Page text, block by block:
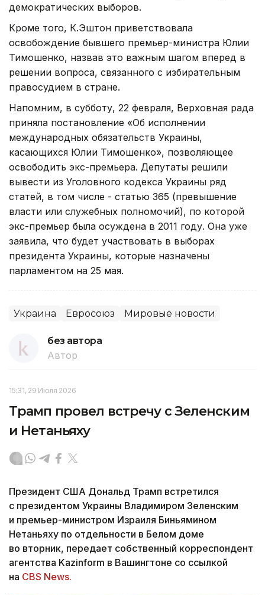
демократических выборов.
Кроме того, К.Эштон приветствовала
освобождение бывшего премьер-министра Юлии
Тимошенко, назвав это важным шагом вперед в
решении вопроса, связанного с избирательным
правосудием в стране.
Напомним, в субботу, 22 февраля, Верховная рада
приняла постановление «Об исполнении
международных обязательств Украины,
касающихся Юлии Тимошенко», позволяющее
освободить экс-премьера. Депутаты решили
вывести из Уголовного кодекса Украины ряд
статей, в том числе - статью 365 (превышение
власти или служебных полномочий), по которой
экс-премьер была осуждена в 2011 году. Она уже
заявила, что будет участвовать в выборах
президента Украины, которые назначены
парламентом на 25 мая.
Украина Евросоюз Мировые новости
без автора
Автор
15:31, 29 Июля 2026
Трамп провел встречу с Зеленским
и Нетаньяху
Президент США Дональд Трамп встретился
с президентом Украины Владимиром Зеленским
и премьер-министром Израиля Биньямином
Нетаньяху по отдельности в Белом доме
во вторник, передает собственный корреспондент
агентства Kazinform в Вашингтоне со ссылкой
на CBS News.